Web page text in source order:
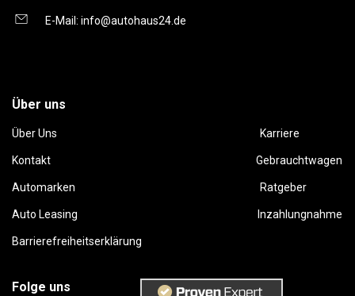
E-Mail: info@autohaus24.de
Über uns
Über Uns Karriere
Kontakt Gebrauchtwagen
Automarken Ratgeber
Auto Leasing Inzahlungnahme
Barrierefreiheitserklärung
Folge uns